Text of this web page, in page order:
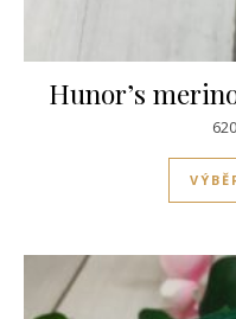
Hunor’s
620